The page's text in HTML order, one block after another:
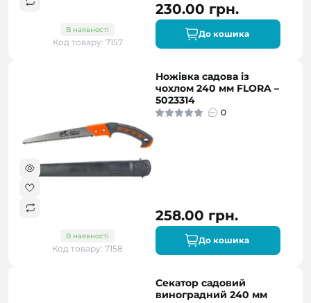
В наявності
Код товару: 7157
230.00 грн.
До кошика
В наявності
Код товару: 7158
Ножівка садова із
чохлом 240 мм FLORA –
5023314
0
258.00 грн.
До кошика
Секатор садовий
виноградний 240 мм